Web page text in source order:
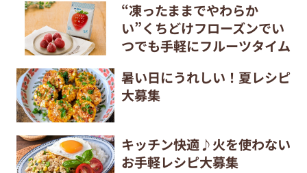
“凍ったままでやわらか
い”くちどけフローズンでい
つでも手軽にフルーツタイム
暑い日にうれしい！夏レシピ
大募集
キッチン快適♪火を使わない
お手軽レシピ大募集